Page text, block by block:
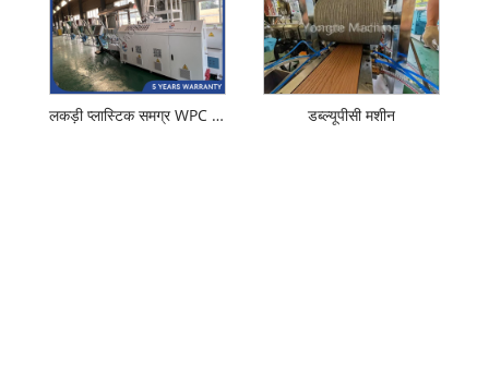
लकड़ी प्लास्टिक समग्र WPC कणिकाएँ बनाने वाली मशीन डब्ल्यूपीसी मशीन